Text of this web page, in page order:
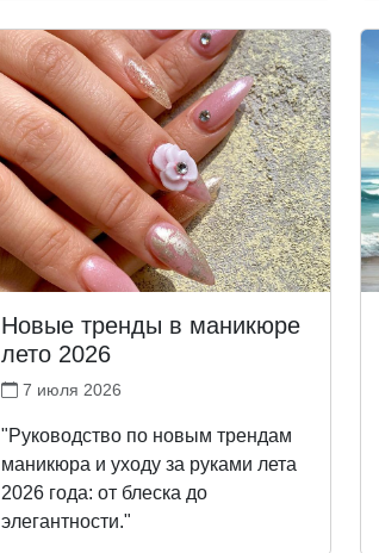
Новые тренды в маникюре
лето 2026
7 июля 2026
"Руководство по новым трендам
маникюра и уходу за руками лета
2026 года: от блеска до
элегантности."